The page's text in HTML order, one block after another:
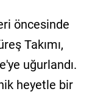
öncesinde
Takımı,
uğurlandı.
heyetle bir